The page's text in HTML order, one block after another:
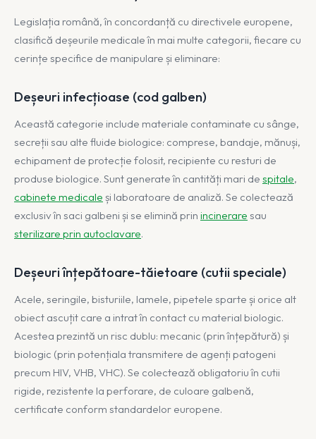
Legislația română, în concordanță cu directivele europene,
clasifică deșeurile medicale în mai multe categorii, fiecare cu
cerințe specifice de manipulare și eliminare:
Deșeuri infecțioase (cod galben)
Această categorie include materiale contaminate cu sânge,
secreții sau alte fluide biologice: comprese, bandaje, mănuși,
echipament de protecție folosit, recipiente cu resturi de
produse biologice. Sunt generate în cantități mari de spitale,
cabinete medicale și laboratoare de analiză. Se colectează
exclusiv în saci galbeni și se elimină prin incinerare sau
sterilizare prin autoclavare.
Deșeuri înțepătoare-tăietoare (cutii speciale)
Acele, seringile, bisturiile, lamele, pipetele sparte și orice alt
obiect ascuțit care a intrat în contact cu material biologic.
Acestea prezintă un risc dublu: mecanic (prin înțepătură) și
biologic (prin potențiala transmitere de agenți patogeni
precum HIV, VHB, VHC). Se colectează obligatoriu în cutii
rigide, rezistente la perforare, de culoare galbenă,
certificate conform standardelor europene.